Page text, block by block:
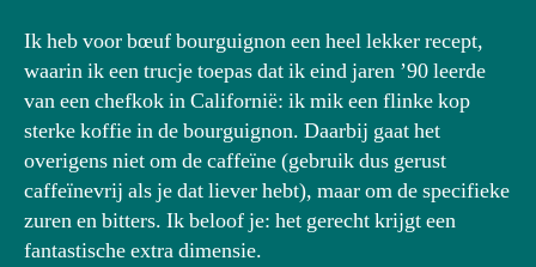
Ik heb voor bœuf bourguignon een heel lekker recept,
waarin ik een trucje toepas dat ik eind jaren ’90 leerde
van een chefkok in Californië: ik mik een flinke kop
sterke koffie in de bourguignon. Daarbij gaat het
overigens niet om de caffeïne (gebruik dus gerust
caffeïnevrij als je dat liever hebt), maar om de specifieke
zuren en bitters. Ik beloof je: het gerecht krijgt een
fantastische extra dimensie.